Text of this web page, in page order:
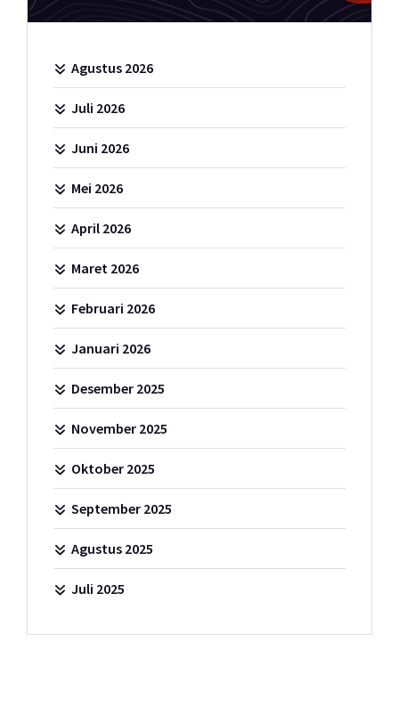
Agustus 2026
Juli 2026
Juni 2026
Mei 2026
April 2026
Maret 2026
Februari 2026
Januari 2026
Desember 2025
November 2025
Oktober 2025
September 2025
Agustus 2025
Juli 2025